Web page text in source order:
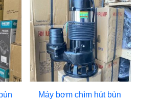
Máy bơm chìm hút bùn